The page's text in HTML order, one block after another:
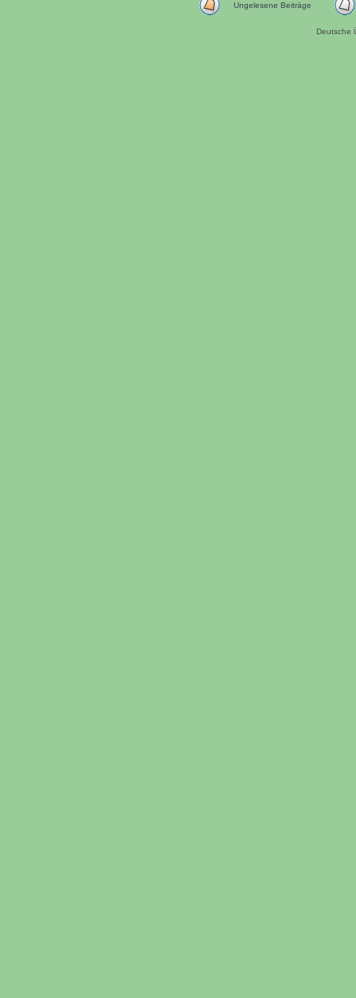
Ungelesene Beiträge
Deutsche